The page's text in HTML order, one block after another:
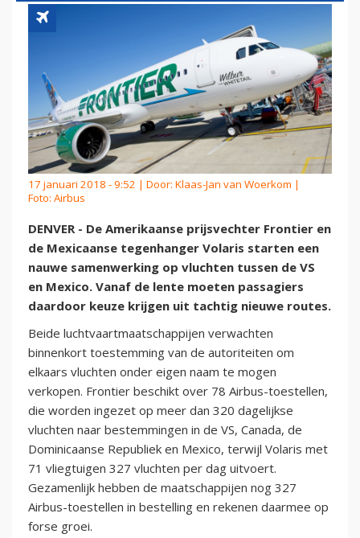
17 januari 2018 - 9:52 | Door: Klaas-Jan van Woerkom |
Foto: Airbus
DENVER - De Amerikaanse prijsvechter Frontier en
de Mexicaanse tegenhanger Volaris starten een
nauwe samenwerking op vluchten tussen de VS
en Mexico. Vanaf de lente moeten passagiers
daardoor keuze krijgen uit tachtig nieuwe routes.
Beide luchtvaartmaatschappijen verwachten
binnenkort toestemming van de autoriteiten om
elkaars vluchten onder eigen naam te mogen
verkopen. Frontier beschikt over 78 Airbus-toestellen,
die worden ingezet op meer dan 320 dagelijkse
vluchten naar bestemmingen in de VS, Canada, de
Dominicaanse Republiek en Mexico, terwijl Volaris met
71 vliegtuigen 327 vluchten per dag uitvoert.
Gezamenlijk hebben de maatschappijen nog 327
Airbus-toestellen in bestelling en rekenen daarmee op
forse groei.